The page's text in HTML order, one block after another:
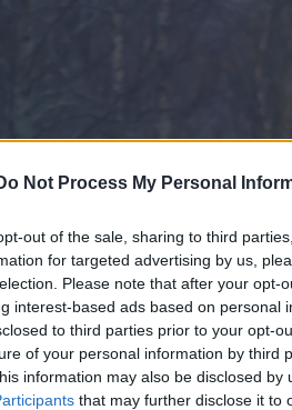
Not Process My Personal
out of the sale, sharing to third
for targeted advertising by us,
Please note that after your opt-
interest-based ads based on personal
to third parties prior to your opt-
of your personal information by third
information may also be disclosed by
that may further disclose it to